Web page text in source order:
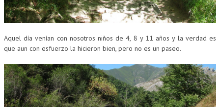
Aquel día venían con nosotros niños de 4, 8 y 11 años y la verdad es
que aun con esfuerzo la hicieron bien, pero no es un paseo.